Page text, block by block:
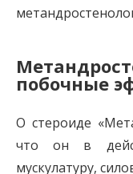
побочные
О стероиде
что он в
мускулатуру,